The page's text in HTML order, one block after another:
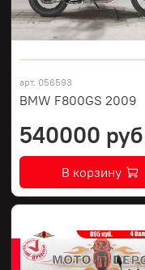
арт. 056593
BMW F800GS 2009
540000 руб
В корзину